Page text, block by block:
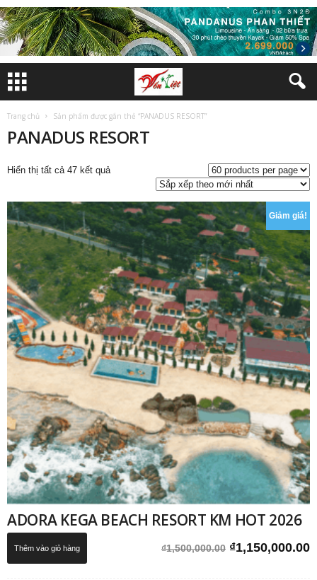
Trang chủ Sản phẩm được gắn thẻ “PANADUS RESORT”
PANADUS RESORT
Hiển thị tất cả 47 kết quảĐã
xếp
theo
mới
nhất
Giảm giá!
ADORA KEGA BEACH RESORT KM HOT 2026
₫1,500,000.00 Giá
₫1,150,000.00
Thêm vào giỏ hàng